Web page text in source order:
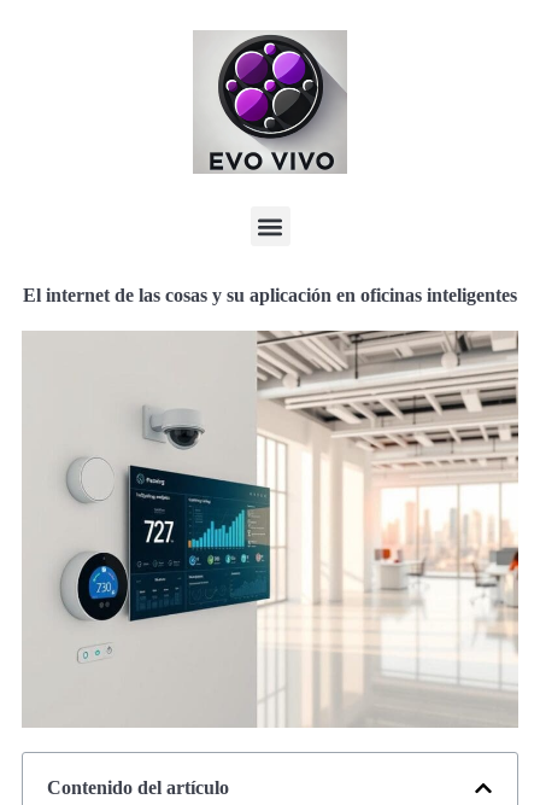
El internet de las cosas y su aplicación en oficinas inteligentes
Contenido del artículo